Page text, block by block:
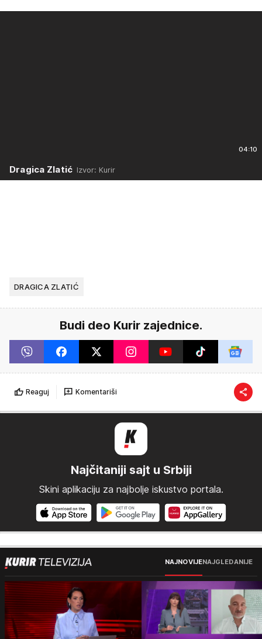
04:10
Dragica Zlatić Izvor: Kurir
DRAGICA ZLATIĆ
Budi deo Kurir zajednice.
Reaguj Komentariši
Najčitaniji sajt u Srbiji
Skini aplikaciju za najbolje iskustvo portala.
NAJNOVIJENAJGLEDANIJE